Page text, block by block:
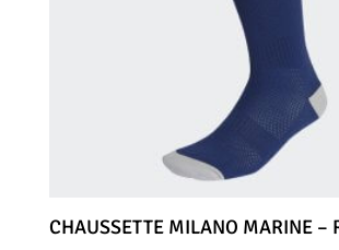
CHAUSSETTE MILANO MARINE –